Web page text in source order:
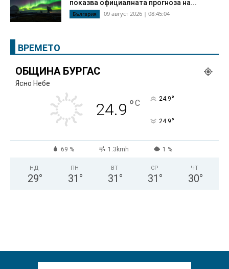
показва официалната прогноза на...
България 09 август 2026 | 08:45:04
ВРЕМЕТО
ОБЩИНА БУРГАС
Ясно Небе
24.9 °C 24.9°
24.9°
69 % 1.3kmh 1 %
НД
29°
ПН
31 °
ВТ
31 °
СР
31 °
ЧТ
30°